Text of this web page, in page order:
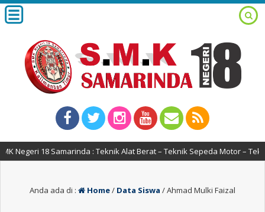
18 Samarinda : Teknik Alat Berat – Teknik Sepeda Motor –
Anda ada di : Home/ Data Siswa /Ahmad Mulki Faizal